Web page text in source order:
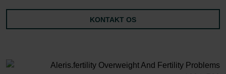
KONTAKT OS